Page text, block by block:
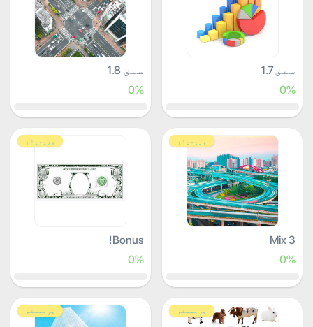
سبق 1.7
0%
سبق 1.8
0%
پرِیمیئم
Mix 3
0%
پرِیمیئم
Bonus!
0%
پرِیمیئم پرِیمیئم